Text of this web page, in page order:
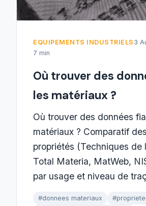
EQUIPEMENTS INDUSTRIELS 3
7 min
Où trouver des
les matériaux ?
Où trouver des données
matériaux ? Comparatif
propriétés (Techniques de
Total Materia, MatWeb,
par usage et niveau de
#donnees materiaux